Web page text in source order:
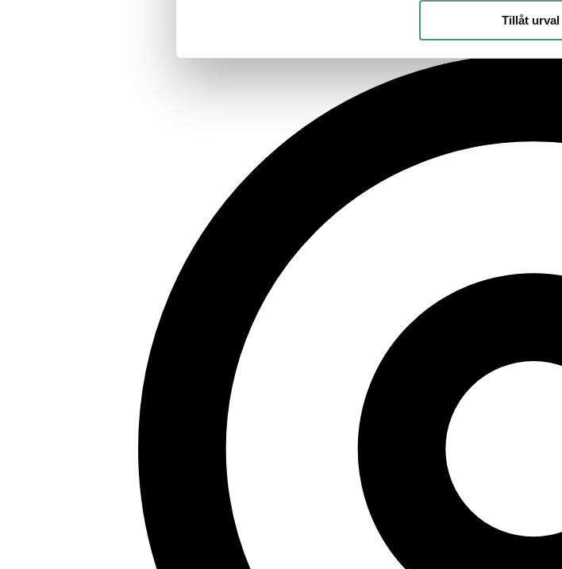
Tillåt urval